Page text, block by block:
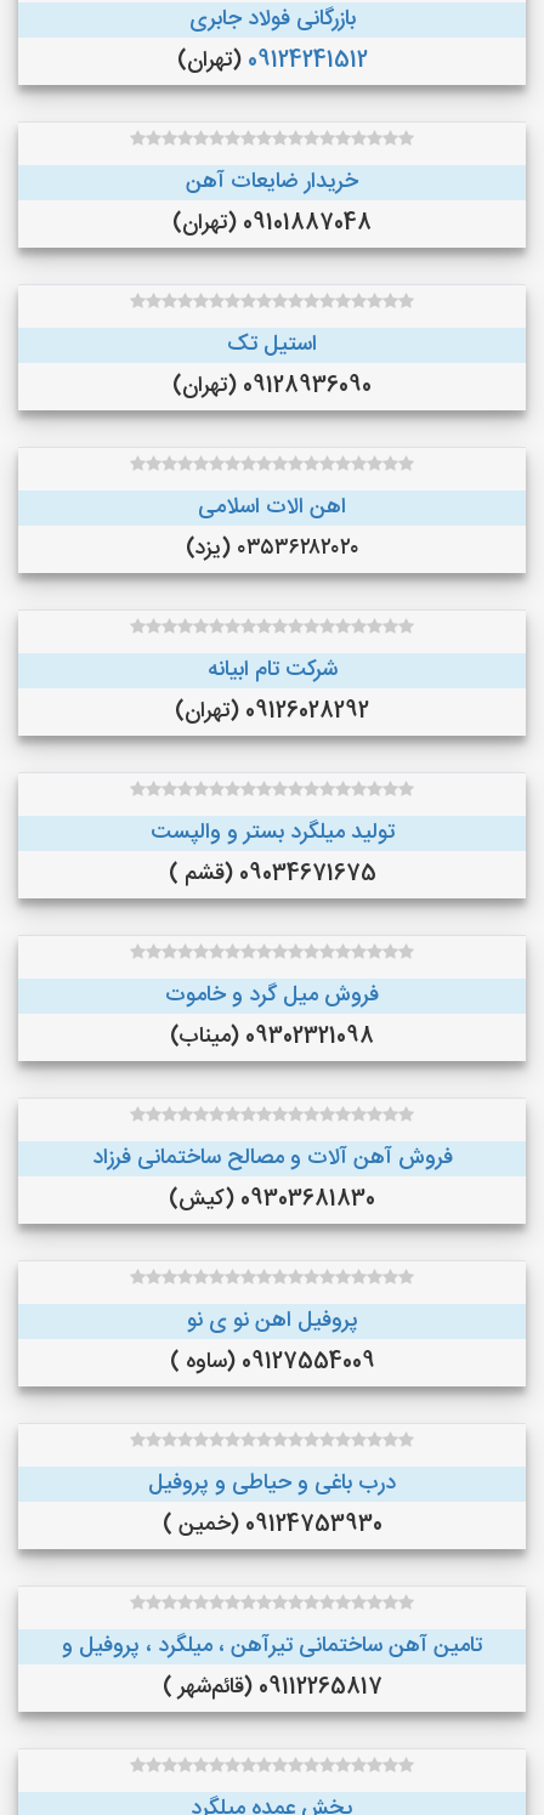
بازرگانی فولاد جابری
09124241512 (تهران)
خریدار ضایعات آهن
09101887048 (تهران)
استیل تک
09128936090 (تهران)
اهن الات اسلامی
۰۳۵۳۶۲۸۲۰۲۰ (یزد)
شرکت تام ابیانه
09126028292 (تهران)
تولید میلگرد بستر و والپست
09034671675 (قشم )
فروش میل گرد و خاموت
09302321098 (میناب)
فروش آهن آلات و مصالح ساختمانی فرزاد
09303681830 (کیش)
پروفیل اهن نو ی نو
09127554009 (ساوه )
درب باغی و حیاطی و پروفیل
09124753930 (خمین )
تامین آهن ساختمانی تیرآهن ، میلگرد ، پروفیل و
09112265817 (قائم‌شهر )